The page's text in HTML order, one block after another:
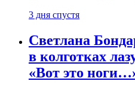
3 дня спустя
Светлана
в колготках
«Вот это